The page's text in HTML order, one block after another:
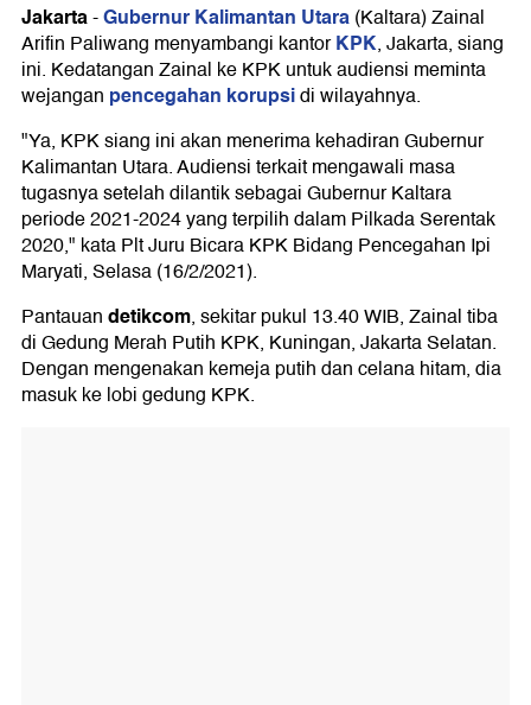
Jakarta-Gubernur Kalimantan Utara(Kaltara) Zainal
Arifin Paliwang menyambangi kantorKPK, Jakarta, siang
ini. Kedatangan Zainal ke KPK untuk audiensi meminta
wejangan pencegahan korupsidi wilayahnya.
"Ya, KPK siang ini akan menerima kehadiran Gubernur
Kalimantan Utara. Audiensi terkait mengawali masa
tugasnya setelah dilantik sebagai Gubernur Kaltara
periode 2021-2024 yang terpilih dalam Pilkada Serentak
2020," kata Plt Juru Bicara KPK Bidang Pencegahan Ipi
Maryati, Selasa (16/2/2021).
Pantauandetikcom, sekitar pukul 13.40 WIB, Zainal tiba
di Gedung Merah Putih KPK, Kuningan, Jakarta Selatan.
Dengan mengenakan kemeja putih dan celana hitam, dia
masuk ke lobi gedung KPK.